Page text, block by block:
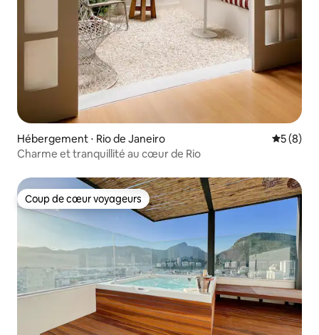
Hébergement ⋅ Rio de Janeiro
5 (8)
Charme et tranquillité au cœur de Rio
Coup de cœur voyageurs
Coup de cœur voyageurs